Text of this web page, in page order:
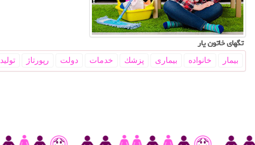
تگهای خاتون یار
بیمار خانواده بیماری پزشك خدمات دولت رپورتاژ تولید